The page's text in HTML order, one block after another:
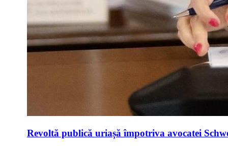
Revoltă publică uriașă împotriva avocatei